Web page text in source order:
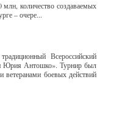
млн, количество создаваемых
– очере...
Всероссийский
Юрия Антошко». Турнир был
боевых действий